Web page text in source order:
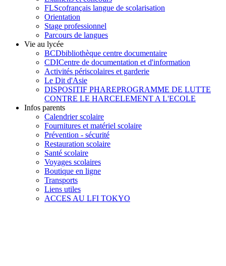
FLScofrançais langue de scolarisation
Orientation
Stage professionnel
Parcours de langues
Vie au lycée
BCDbibliothèque centre documentaire
CDICentre de documentation et d'information
Activités périscolaires et garderie
Le Dit d'Asie
DISPOSITIF PHAREPROGRAMME DE LUTTE
CONTRE LE HARCELEMENT A L'ECOLE
Infos parents
Calendrier scolaire
Fournitures et matériel scolaire
Prévention - sécurité
Restauration scolaire
Santé scolaire
Voyages scolaires
Boutique en ligne
Transports
Liens utiles
ACCES AU LFI TOKYO